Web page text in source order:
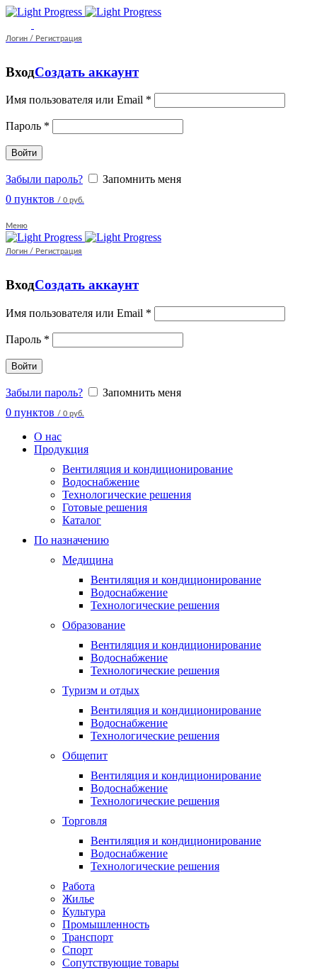
Логин / Регистрация
ВходСоздать аккаунт
Имя пользователя или Email *
Пароль *
Войти
Забыли пароль?
Запомнить меня
0 пунктов / 0 руб.
Меню
Логин / Регистрация
ВходСоздать аккаунт
Имя пользователя или Email *
Пароль *
Войти
Забыли пароль?
Запомнить меня
0 пунктов / 0 руб.
О нас
Продукция
Вентиляция и кондиционирование
Водоснабжение
Технологические решения
Готовые решения
Каталог
По назначению
Медицина
Вентиляция и кондиционирование
Водоснабжение
Технологические решения
Образование
Вентиляция и кондиционирование
Водоснабжение
Технологические решения
Туризм и отдых
Вентиляция и кондиционирование
Водоснабжение
Технологические решения
Общепит
Вентиляция и кондиционирование
Водоснабжение
Технологические решения
Торговля
Вентиляция и кондиционирование
Водоснабжение
Технологические решения
Работа
Жилье
Культура
Промышленность
Транспорт
Спорт
Сопутствующие товары